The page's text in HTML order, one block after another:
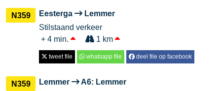
N359 Eesterga
Lemmer
Stilstaand verkeer
+ 4 min.
1 km
tweet file whatsapp file deel file op facebook
N359 Lemmer
A6: Lemmer